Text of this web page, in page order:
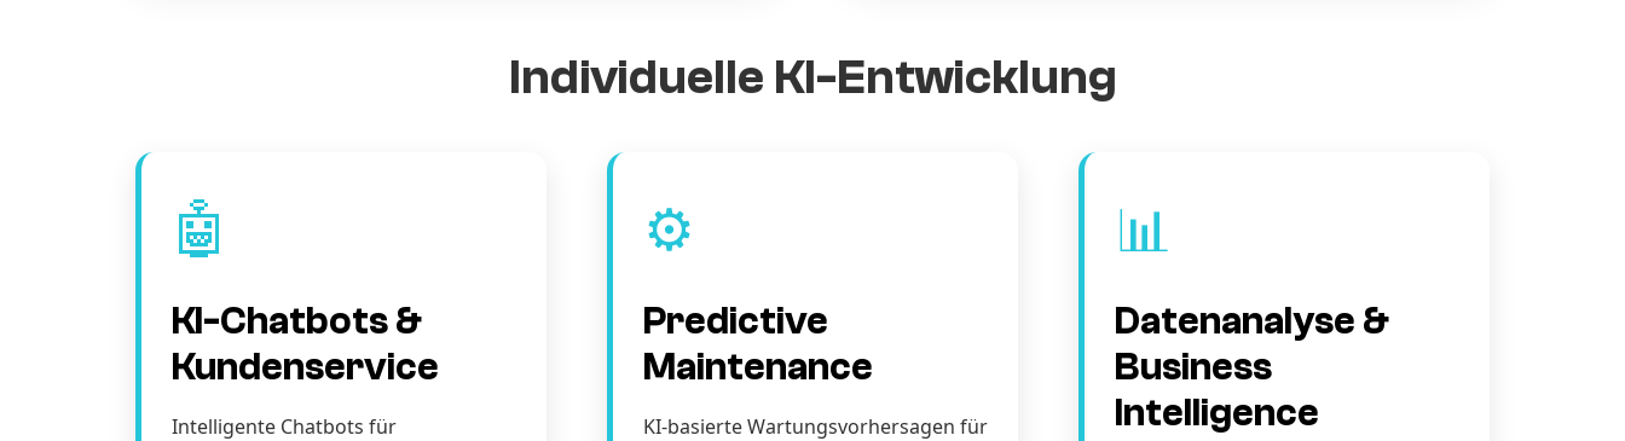
Individuelle KI-Entwicklung
🤖
KI-Chatbots &
Kundenservice
Intelligente Chatbots für
⚙️
Predictive
Maintenance
KI-basierte Wartungsvorhersagen für
📊
Datenanalyse &
Business
Intelligence